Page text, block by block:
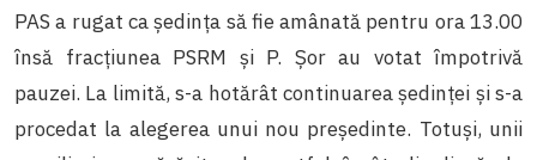
PAS a rugat ca ședința să fie amânată pentru ora 13.00
însă fracțiunea PSRM și P. Șor au votat împotrivă
pauzei. La limită, s-a hotărât continuarea ședinței și s-a
procedat la alegerea unui nou președinte. Totuși, unii